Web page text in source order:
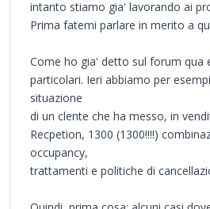
intanto stiamo gia' lavorando ai
Prima fatemi parlare in merito a
Come ho gia' detto sul forum qua
particolari. Ieri abbiamo per
situazione
di un clente che ha messo, in
Recpetion, 1300 (1300!!!!)
occupancy,
trattamenti e politiche di